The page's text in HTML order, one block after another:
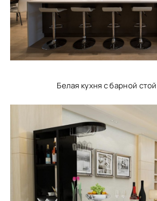
Белая кухня с барной